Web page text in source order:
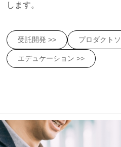
します。
受託開発 >> プロダクト
エデュケーション >>